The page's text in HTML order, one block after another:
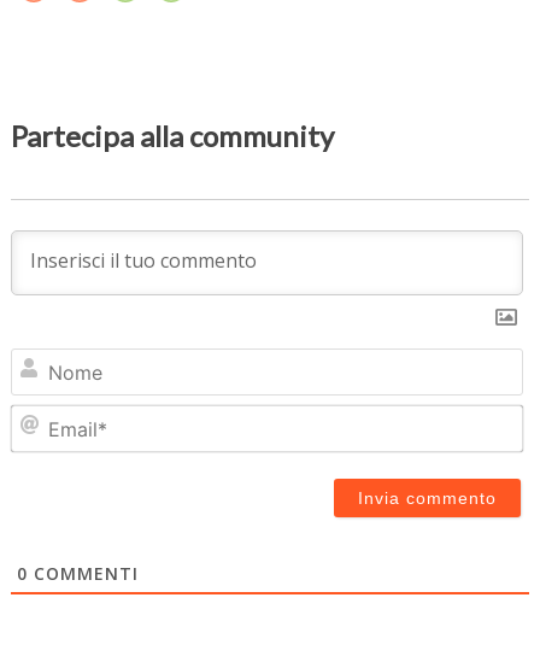
Partecipa alla community
0 COMMENTI